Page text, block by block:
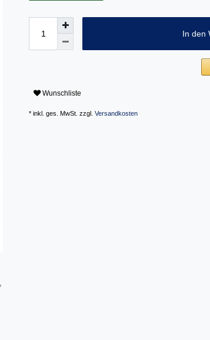
In den
Wunschliste
* inkl. ges. MwSt. zzgl. Versandkosten